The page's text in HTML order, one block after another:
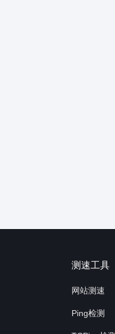
测速工具
网站测速
Ping检测